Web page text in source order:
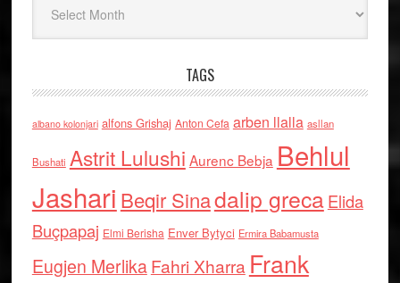
TAGS
albano kolonjari alfons Grishaj Anton Cefa arben llalla asllan
Bushati Astrit Lulushi Aurenc Bebja Behlul
Jashari Beqir Sinadalip grecaElida
Buçpapaj Elmi Berisha Enver Bytyci Ermira Babamusta
Eugjen MerlikaFahri Xharra Frank